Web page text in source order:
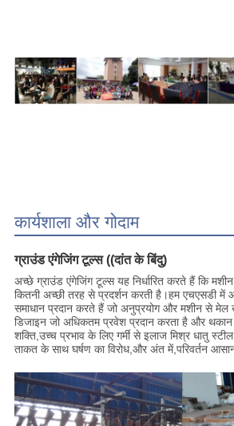
कार्यशाला और गोदाम
ग्राउंड एंगेजिंग टूल्स ((दांत के बिंदु)
अच्छे ग्राउंड एंगेजिंग टूल्स यह निर्धारित करते हैं कि मशीन
कितनी अच्छी तरह से प्रदर्शन करती है।हम एचएसडी में
समाधान प्रदान करते हैं जो अनुप्रयोग और मशीन से मेल
डिजाइन जो अधिकतम प्रवेश प्रदान करता है और थकान
शक्ति,उच्च प्रभाव के लिए गर्मी से इलाज मिश्र धातु
ताकत के साथ घर्षण का विरोध,और अंत में,परिवर्तन